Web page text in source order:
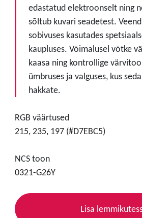
edastatud elektroonselt ning
sõltub kuvari seadetest.
sobivuses kasutades
kaupluses. Võimalusel võtke
kaasa ning kontrollige
ümbruses ja valguses, kus
hakkate.
RGB väärtused
215, 235, 197 (#D7EBC5)
NCS toon
0321-G26Y
Lisa